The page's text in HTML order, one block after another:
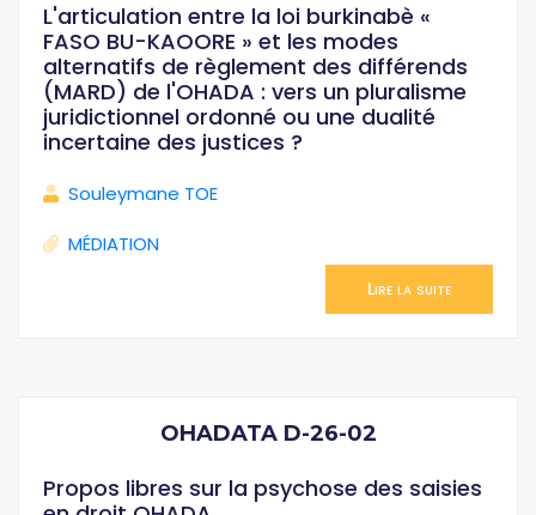
L'articulation entre la loi burkinabè «
FASO BU-KAOORE » et les modes
alternatifs de règlement des différends
(MARD) de l'OHADA : vers un pluralisme
juridictionnel ordonné ou une dualité
incertaine des justices ?
Souleymane TOE
MÉDIATION
Lire la suite
OHADATA D-26-02
Propos libres sur la psychose des saisies